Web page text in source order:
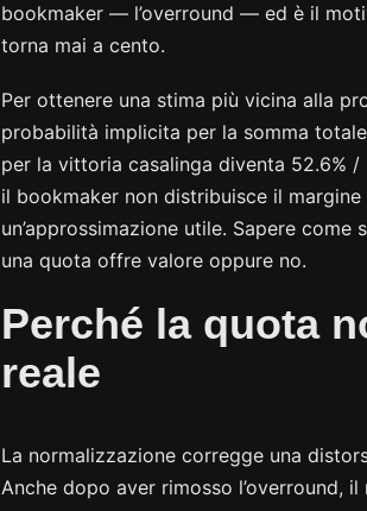
bookmaker — l’overround — ed è il
torna mai a cento.
Per ottenere una stima più vicina alla
probabilità implicita per la somma
per la vittoria casalinga diventa 52.6% /
il bookmaker non distribuisce il
un’approssimazione utile. Sapere
una quota offre valore oppure no.
Perché la quota
reale
La normalizzazione corregge una
Anche dopo aver rimosso l’overround,